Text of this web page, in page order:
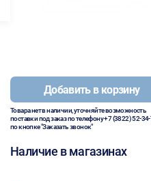
Добавить в корзину
Товара нет в наличии, уточняйте возможность
поставки под заказ по телефону+7 (3822) 52-
по кнопке "Заказать звонок"
Наличие в магазинах